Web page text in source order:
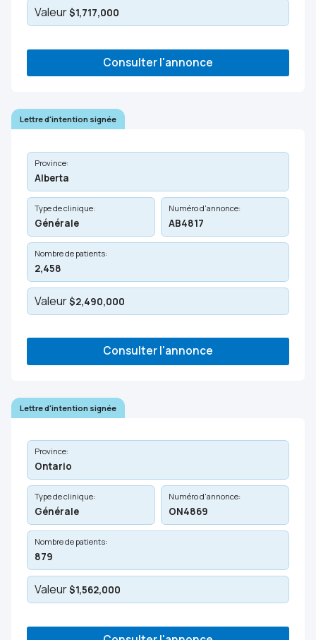
Valeur$1,717,000
Consulter l'annonce
Lettre d'intention signée
Province:
Alberta
Type de clinique:
Générale
Numéro d'annonce:
AB4817
Nombre de patients:
2,458
Valeur$2,490,000
Consulter l'annonce
Lettre d'intention signée
Province:
Ontario
Type de clinique:
Générale
Numéro d'annonce:
ON4869
Nombre de patients:
879
Valeur$1,562,000